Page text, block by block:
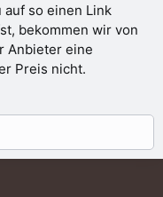
auf so einen Link
bekommen wir von
Anbieter eine
Preis nicht.